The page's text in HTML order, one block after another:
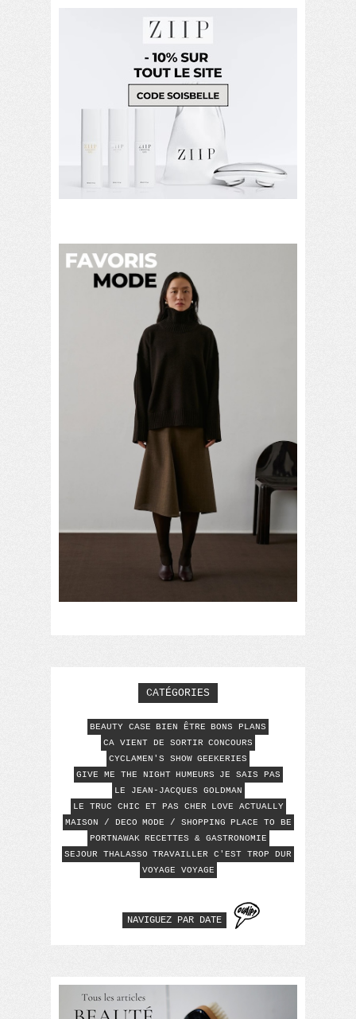
CATÉGORIES
BEAUTY CASE BIEN ÊTRE BONS PLANS
CA VIENT DE SORTIR CONCOURS
CYCLAMEN'S SHOW GEEKERIES
GIVE ME THE NIGHT HUMEURS
JE SAIS PAS
LE JEAN-JACQUES GOLDMAN
LE TRUC CHIC ET PAS CHER
LOVE ACTUALLY
MAISON / DECO MODE / SHOPPING PLACE TO BE
PORTNAWAK RECETTES & GASTRONOMIE
SEJOUR THALASSO TRAVAILLER C'EST TROP DUR
VOYAGE VOYAGE
NAVIGUEZ PAR DATE